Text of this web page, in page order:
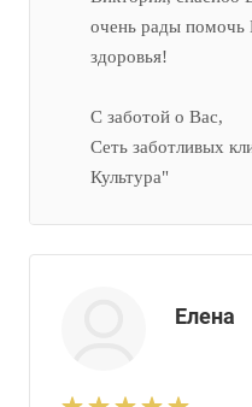
очень рады помочь
здоровья!
С заботой о Вас,
Сеть заботливых
Культура"
Елена